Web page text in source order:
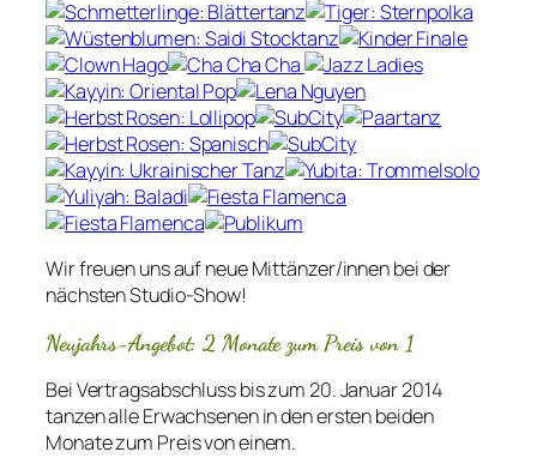
Wir freuen uns auf neue Mittänzer/innen bei der
nächsten Studio-Show!
Neujahrs-Angebot: 2 Monate zum Preis von 1
Bei Vertragsabschluss bis zum 20. Januar 2014
tanzen alle Erwachsenen in den ersten beiden
Monate zum Preis von einem.